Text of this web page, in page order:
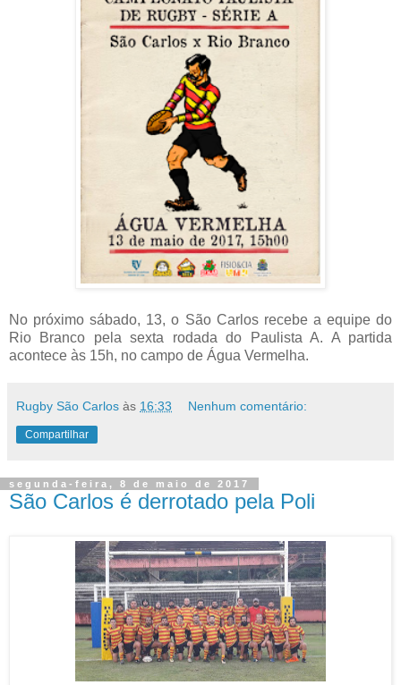
No próximo sábado, 13, o São Carlos recebe a equipe do
Rio Branco pela sexta rodada do Paulista A. A partida
acontece às 15h, no campo de Água Vermelha.
Rugby São Carlos às 16:33 Nenhum comentário:
Compartilhar
segunda-feira, 8 de maio de 2017
São Carlos é derrotado pela Poli